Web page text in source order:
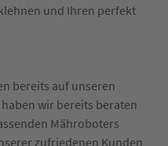
und Ihren perfekt
bereits auf unseren
wir bereits beraten
Mähroboters
zufriedenen Kunden